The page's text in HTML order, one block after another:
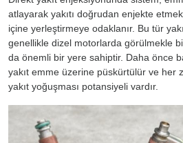
atlayarak yakıtı doğrudan enjekte
içine yerleştirmeye odaklanır. Bu tür
genellikle dizel motorlarda görülmekle
da önemli bir yere sahiptir. Daha önce
yakıt emme üzerine püskürtülür ve her
yakıt yoğuşması potansiyeli vardır.